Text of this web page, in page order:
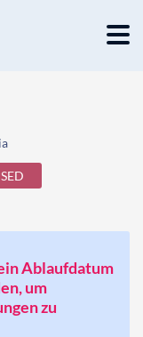
Ablaufdatum
um
zu